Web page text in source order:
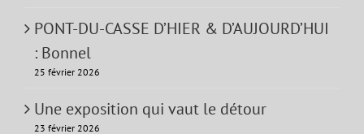
PONT-DU-CASSE D’HIER & D’AUJOURD’HUI
: Bonnel
25 février 2026
Une exposition qui vaut le détour
23 février 2026